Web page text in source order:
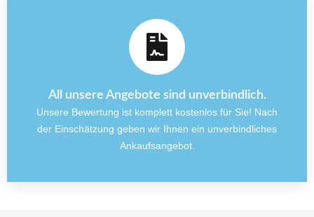
All unsere Angebote sind unverbindlich.
Unsere Bewertung ist komplett kostenlos für Sie! Nach
der Einschätzung geben wir Ihnen ein unverbindliches
Ankaufsangebot.